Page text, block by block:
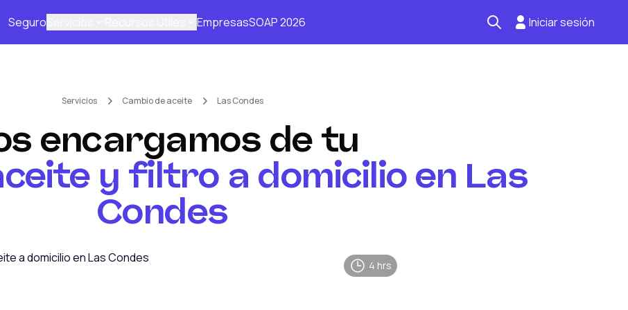
Seguro EmpresasSOAP 2026 Iniciar sesión
Servicios Cambio de aceite Las Condes
encargamos de tu
y filtro a domicilio en Las
Condes
4 hrs